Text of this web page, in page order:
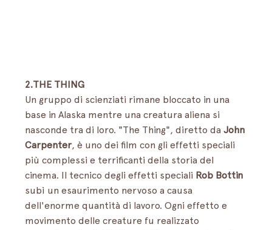
2.THE THING
Un gruppo di scienziati rimane bloccato in una
base in Alaska mentre una creatura aliena si
nasconde tra di loro. "The Thing", diretto da John
Carpenter, è uno dei film con gli effetti speciali
più complessi e terrificanti della storia del
cinema. Il tecnico degli effetti speciali Rob Bottin
subì un esaurimento nervoso a causa
dell'enorme quantità di lavoro. Ogni effetto e
movimento delle creature fu realizzato